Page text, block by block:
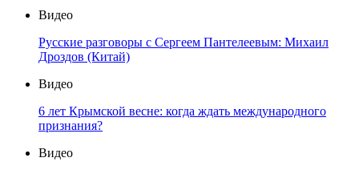
Видео
Русские разговоры с Сергеем Пантелеевым: Михаил
Дроздов (Китай)
Видео
6 лет Крымской весне: когда ждать международного
признания?
Видео